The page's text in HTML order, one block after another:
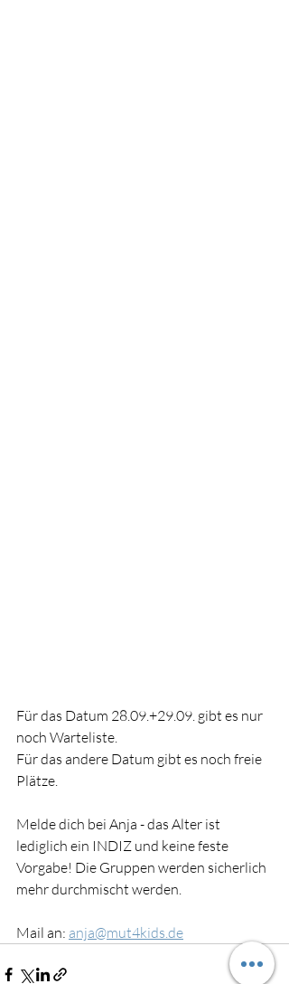
Für das Datum 28.09.+29.09. gibt es nur
noch Warteliste.
Für das andere Datum gibt es noch freie
Plätze.
Melde dich bei Anja - das Alter ist
lediglich ein INDIZ und keine feste
Vorgabe! Die Gruppen werden sicherlich
mehr durchmischt werden.
Mail an: anja@mut4kids.de